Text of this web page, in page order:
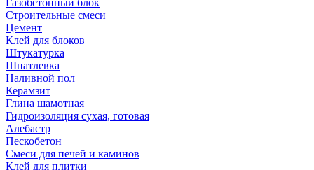
Газобетонный блок
Строительные смеси
Цемент
Клей для блоков
Штукатурка
Шпатлевка
Наливной пол
Керамзит
Глина шамотная
Гидроизоляция сухая, готовая
Алебастр
Пескобетон
Смеси для печей и каминов
Клей для плитки